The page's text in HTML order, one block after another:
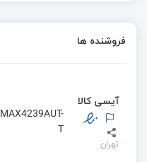
فروشنده ها
آیسی کالا
تهران
MAX4239AUT-
T